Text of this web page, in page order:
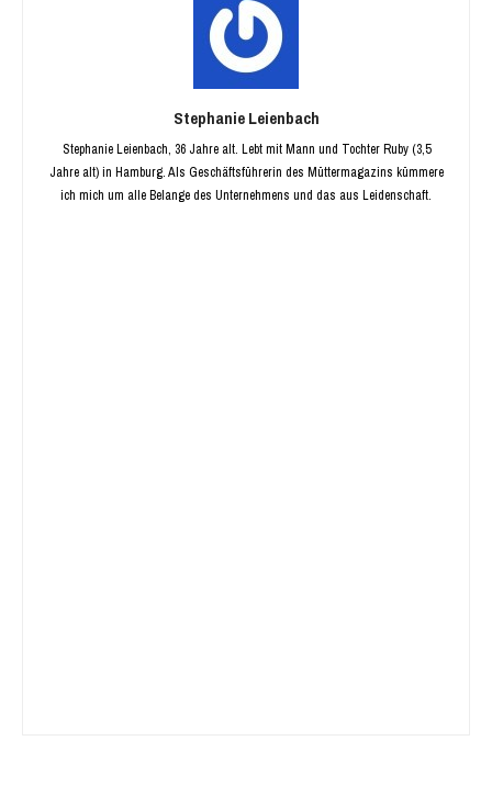
Stephanie Leienbach
Stephanie Leienbach, 36 Jahre alt. Lebt mit Mann und Tochter Ruby (3,5
Jahre alt) in Hamburg. Als Geschäftsführerin des Müttermagazins kümmere
ich mich um alle Belange des Unternehmens und das aus Leidenschaft.